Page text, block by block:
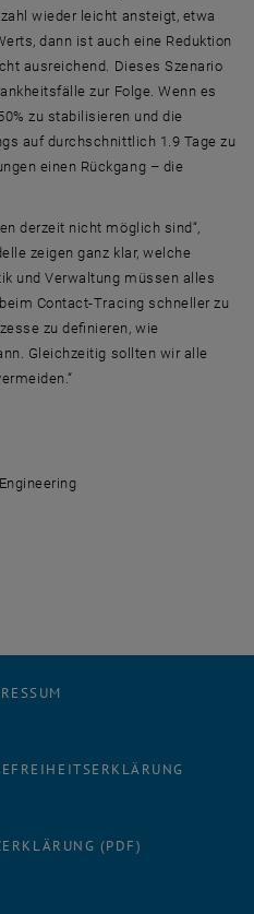
wieder leicht ansteigt, etwa
dann ist auch eine Reduktion
ausreichend. Dieses Szenario
zur Folge. Wenn es
zu stabilisieren und die
auf durchschnittlich 1.9 Tage zu
einen Rückgang – die
derzeit nicht möglich sind“,
zeigen ganz klar, welche
und Verwaltung müssen alles
Contact-Tracing schneller zu
zu definieren, wie
Gleichzeitig sollten wir alle
(PDF)